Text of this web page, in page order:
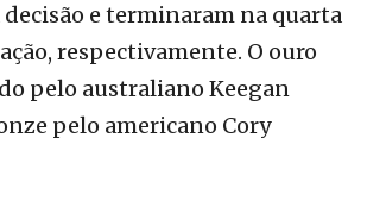
e terminaram na quarta
respectivamente. O ouro
pelo australiano Keegan
pelo americano Cory